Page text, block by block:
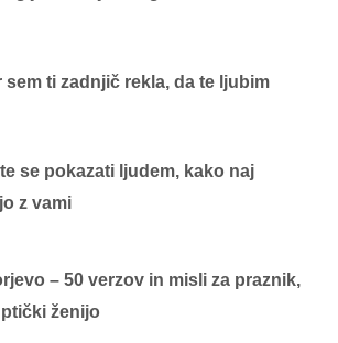
sem ti zadnjič rekla, da te ljubim
se pokazati ljudem, kako naj
z vami
– 50 verzov in misli za praznik,
ptički ženijo